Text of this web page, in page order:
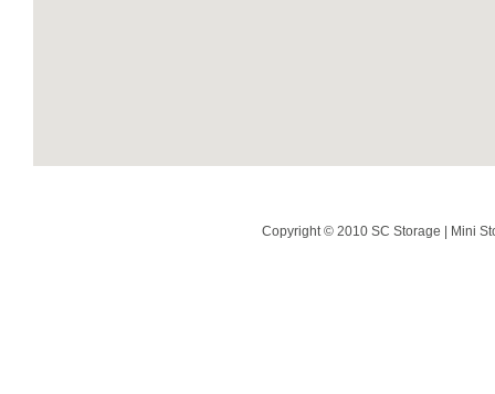
Copyright © 2010 SC Storage | Mini